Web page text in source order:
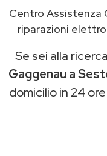
Centro Assistenza
riparazioni
Se sei alla
Gaggenau a
domicilio in 24